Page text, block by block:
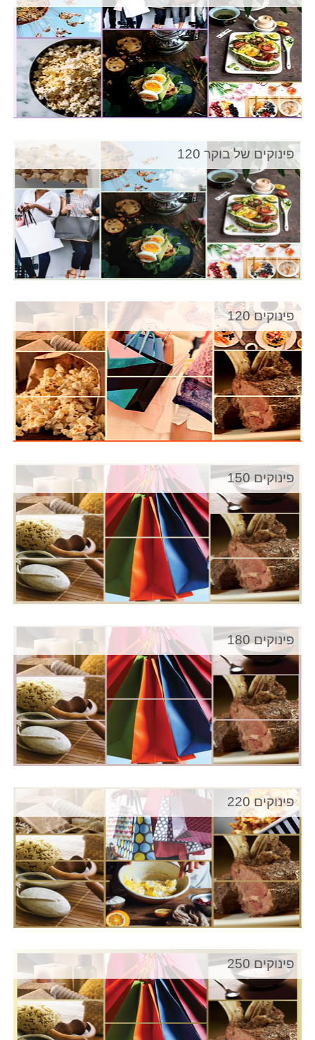
פינוקים של בוקר 120
פינוקים 120
פינוקים 150
פינוקים 180
פינוקים 220
פינוקים 250